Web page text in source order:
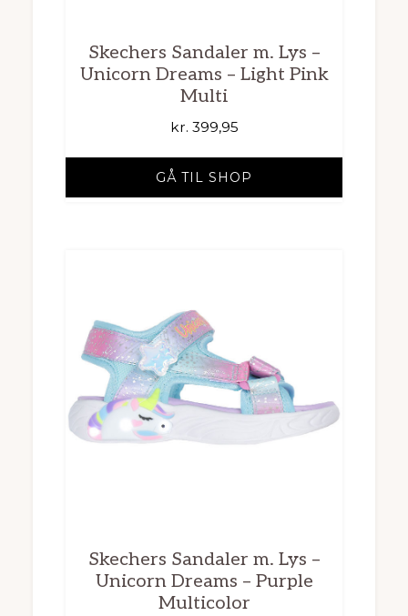
Skechers Sandaler m. Lys –
Unicorn Dreams – Light Pink
Multi
kr. 399,95
GÅ TIL SHOP
Skechers Sandaler m. Lys –
Unicorn Dreams – Purple
Multicolor